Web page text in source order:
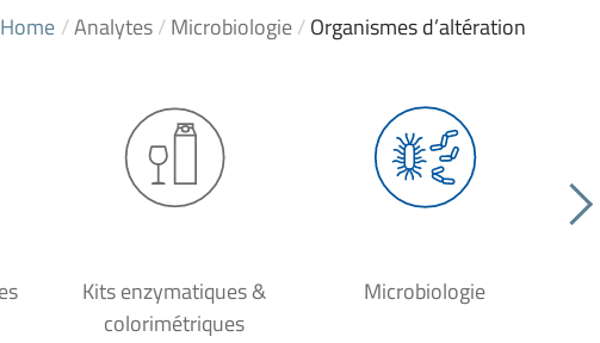
Home /Analytes/Microbiologie/Organismes d’altération
Kits enzymatiques &
colorimétriques
Microbiologie